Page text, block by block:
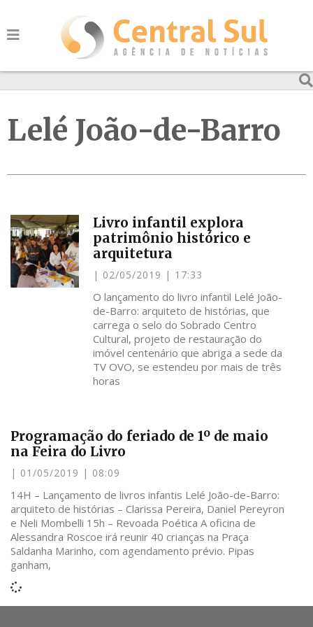
Lelé João-de-Barro
Livro infantil explora
patrimônio histórico e
arquitetura
02/05/2019 17:33
O lançamento do livro infantil Lelé João-
de-Barro: arquiteto de histórias, que
carrega o selo do Sobrado Centro
Cultural, projeto de restauração do
imóvel centenário que abriga a sede da
TV OVO, se estendeu por mais de três
horas
Programação do feriado de 1º de maio
na Feira do Livro
01/05/2019 08:09
14H – Lançamento de livros infantis Lelé João-de-Barro:
arquiteto de histórias – Clarissa Pereira, Daniel Pereyron
e Neli Mombelli 15h – Revoada Poética A oficina de
Alessandra Roscoe irá reunir 40 crianças na Praça
Saldanha Marinho, com agendamento prévio. Pipas
ganham,